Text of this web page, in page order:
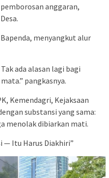
anggaran,
menyangkut alur
ada alasan lagi bagi
pangkasnya.
Kemendagri, Kejaksaan
substansi yang sama:
menolak dibiarkan mati.
— Itu Harus Diakhiri”